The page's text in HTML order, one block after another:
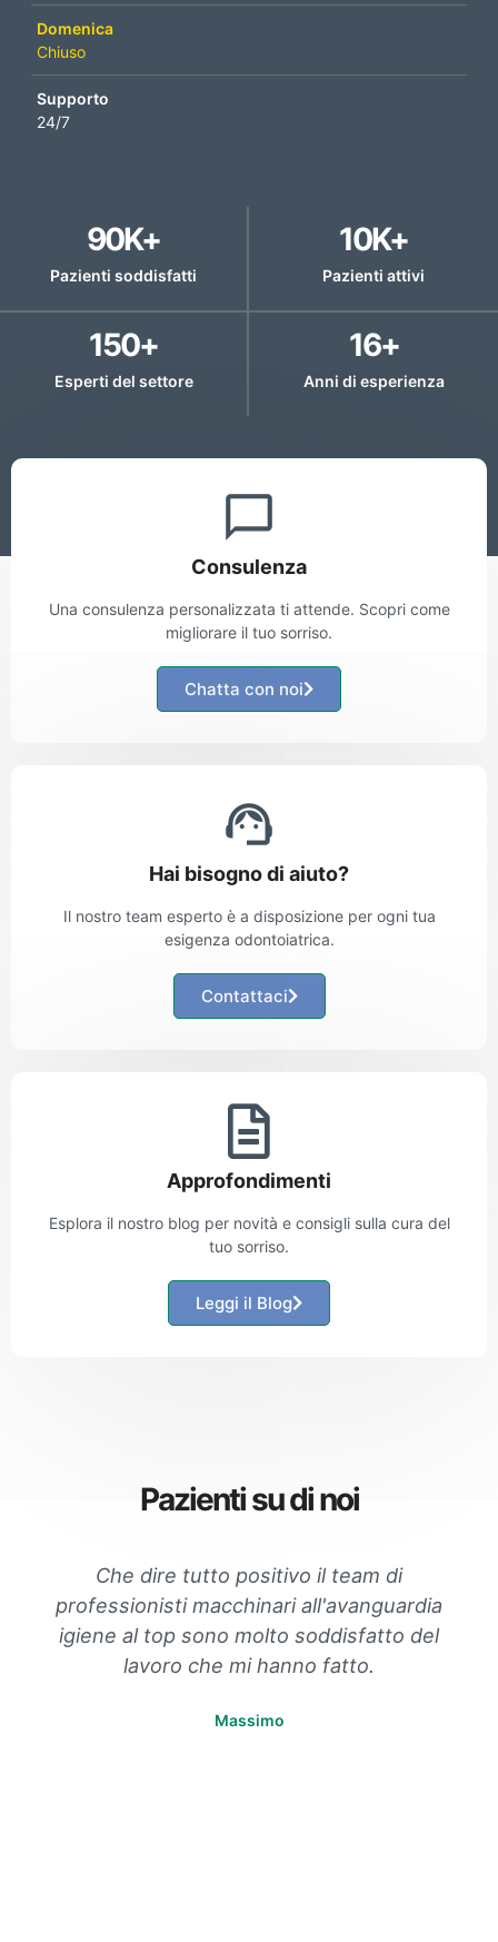
Domenica
Chiuso
Supporto
24/7
Pazienti soddisfatti
90K+
Pazienti attivi
10K+
Esperti del settore
150+
Anni di esperienza
16+
Consulenza
Una consulenza personalizzata ti attende. Scopri come
migliorare il tuo sorriso.
Chatta con noi
Hai bisogno di aiuto?
Il nostro team esperto è a disposizione per ogni tua
esigenza odontoiatrica.
Contattaci
Approfondimenti
Esplora il nostro blog per novità e consigli sulla cura del
tuo sorriso.
Leggi il Blog
Pazienti su di noi
Che dire tutto positivo il team di
professionisti macchinari all'avanguardia
igiene al top sono molto soddisfatto del
lavoro che mi hanno fatto.
Massimo